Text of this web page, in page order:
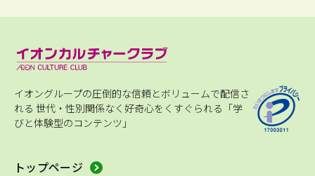
イオングループの圧倒的な信頼とボリュームで配信さ
れる 世代・性別関係なく好奇心をくすぐられる「学
びと体験型のコンテンツ」
トップページ